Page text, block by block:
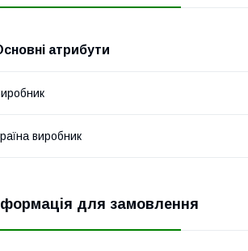
атрибути
виробник
для замовлення